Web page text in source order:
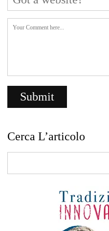
Cerca L’articolo